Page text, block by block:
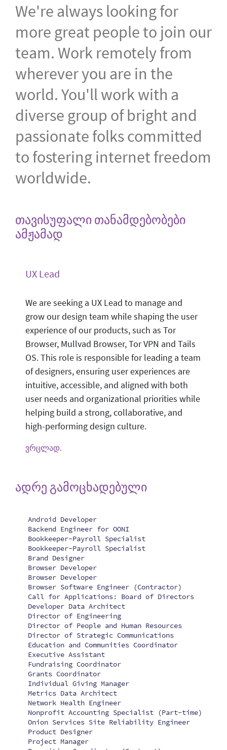
We're always looking for
more great people to join our
team. Work remotely from
wherever you are in the
world. You'll work with a
diverse group of bright and
passionate folks committed
to fostering internet freedom
worldwide.
თავისუფალი თანამდებობები
ამჟამად
UX Lead
We are seeking a UX Lead to manage and
grow our design team while shaping the user
experience of our products, such as Tor
Browser, Mullvad Browser, Tor VPN and Tails
OS. This role is responsible for leading a team
of designers, ensuring user experiences are
intuitive, accessible, and aligned with both
user needs and organizational priorities while
helping build a strong, collaborative, and
high-performing design culture.
ვრცლად.
ადრე გამოცხადებული
Android Developer
Backend Engineer for OONI
Bookkeeper-Payroll Specialist
Bookkeeper-Payroll Specialist
Brand Designer
Browser Developer
Browser Developer
Browser Software Engineer (Contractor)
Call for Applications: Board of Directors
Developer Data Architect
Director of Engineering
Director of People and Human Resources
Director of Strategic Communications
Education and Communities Coordinator
Executive Assistant
Fundraising Coordinator
Grants Coordinator
Individual Giving Manager
Metrics Data Architect
Network Health Engineer
Nonprofit Accounting Specialist (Part-time)
Onion Services Site Reliability Engineer
Product Designer
Project Manager